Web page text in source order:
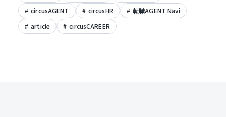
circusAGENT
circusHR
転職AGENT Navi
article
circusCAREER